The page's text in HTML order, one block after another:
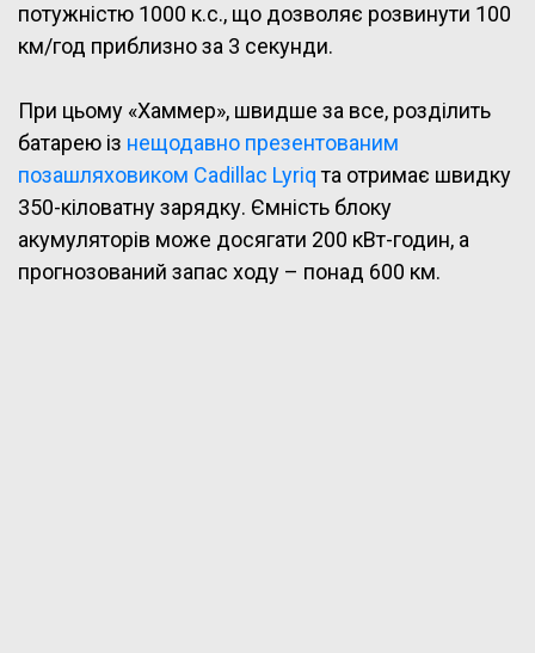
потужністю 1000 к.с., що дозволяє розвинути 100
км/год приблизно за 3 секунди.
При цьому «Хаммер», швидше за все, розділить
батарею із нещодавно презентованим
позашляховиком Cadillac Lyriqта отримає швидку
350-кіловатну зарядку. Ємність блоку
акумуляторів може досягати 200 кВт-годин, а
прогнозований запас ходу – понад 600 км.